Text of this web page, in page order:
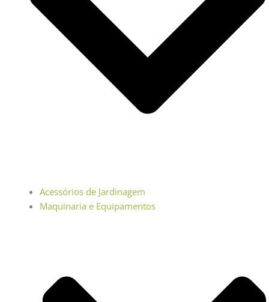
Acessórios de Jardinagem
Maquinaria e Equipamentos